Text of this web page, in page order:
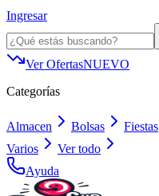
Ingresar
Ver OfertasNUEVO
Categorías
Almacen Bolsas Fiestas
Varios
Ver todo
Ayuda